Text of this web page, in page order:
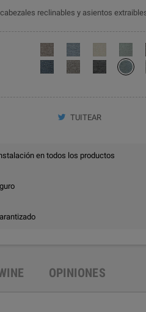
reclinables y asientos
TUITEAR
en todos los productos
OPINIONES